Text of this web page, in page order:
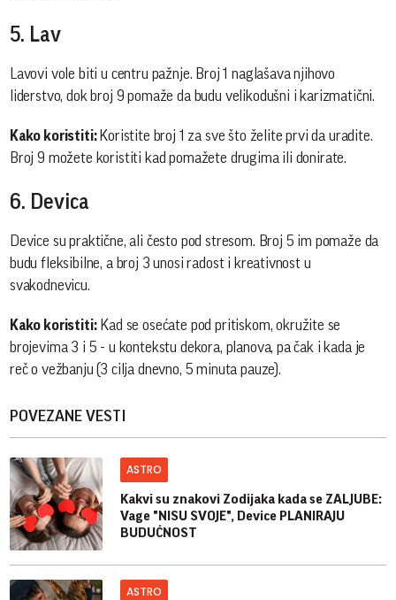
5. Lav
Lavovi vole biti u centru pažnje. Broj 1 naglašava njihovo
liderstvo, dok broj 9 pomaže da budu velikodušni i karizmatični.
Kako koristiti: Koristite broj 1 za sve što želite prvi da uradite.
Broj 9 možete koristiti kad pomažete drugima ili donirate.
6. Devica
Device su praktične, ali često pod stresom. Broj 5 im pomaže da
budu fleksibilne, a broj 3 unosi radost i kreativnost u
svakodnevicu.
Kako koristiti:Kad se osećate pod pritiskom, okružite se
brojevima 3 i 5 - u kontekstu dekora, planova, pa čak i kada je
reč o vežbanju (3 cilja dnevno, 5 minuta pauze).
POVEZANE VESTI
ASTRO
Kakvi su znakovi Zodijaka kada se ZALJUBE:
Vage "NISU SVOJE", Device PLANIRAJU
BUDUĆNOST
ASTRO